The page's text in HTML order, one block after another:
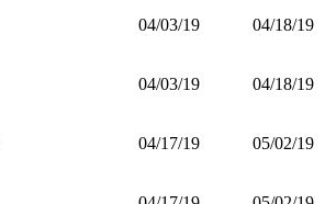
04/03/19 04/18/19
04/03/19 04/18/19
04/17/19 05/02/19